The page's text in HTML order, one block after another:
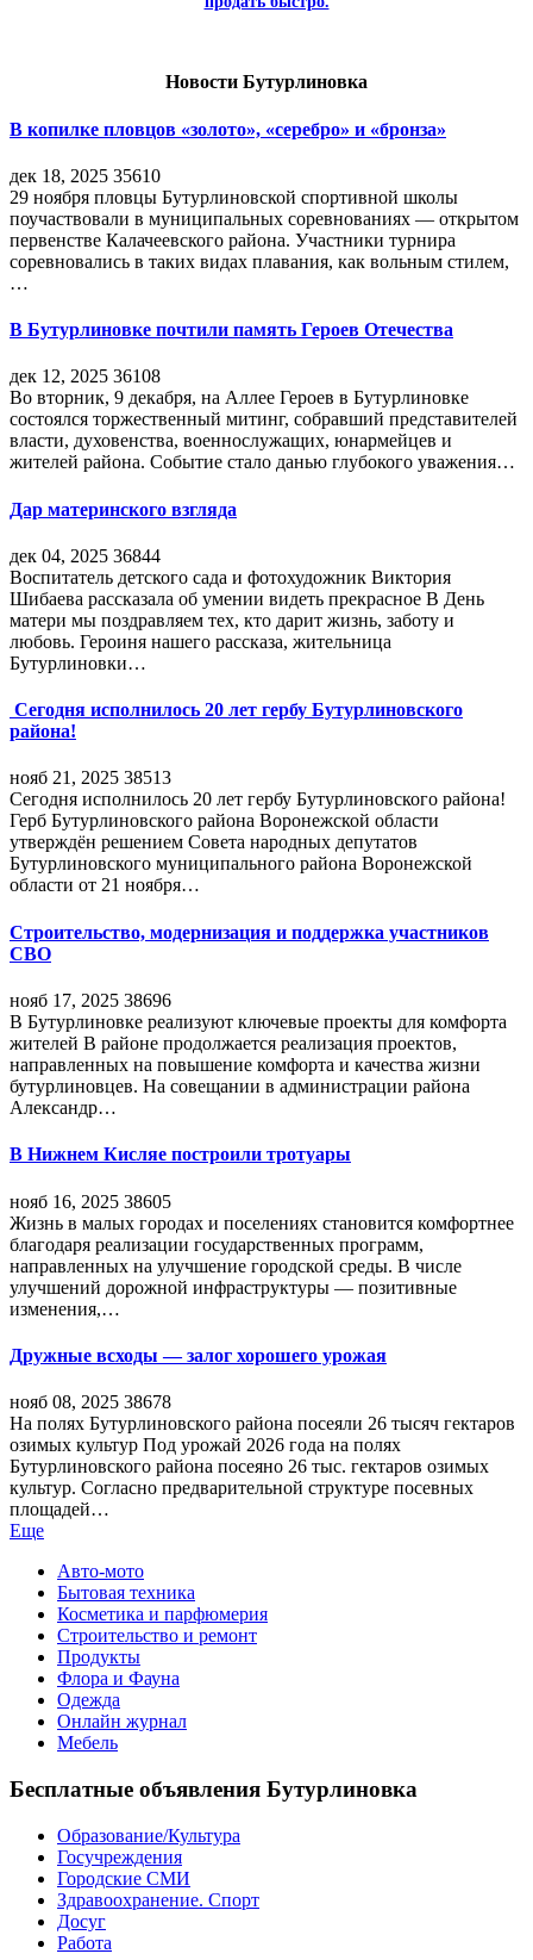
Новости Бутурлиновка
В копилке пловцов «золото», «серебро» и «бронза»
дек 18, 2025 35610
29 ноября пловцы Бутурлиновской спортивной школы
поучаствовали в муниципальных соревнованиях — открытом
первенстве Калачеевского района. Участники турнира
соревновались в таких видах плавания, как вольным стилем,
…
В Бутурлиновке почтили память Героев Отечества
дек 12, 2025 36108
Во вторник, 9 декабря, на Аллее Героев в Бутурлиновке
состоялся торжественный митинг, собравший представителей
власти, духовенства, военнослужащих, юнармейцев и
жителей района. Событие стало данью глубокого уважения…
Дар материнского взгляда
дек 04, 2025 36844
Воспитатель детского сада и фотохудожник Виктория
Шибаева рассказала об умении видеть прекрасное В День
матери мы поздравляем тех, кто дарит жизнь, заботу и
любовь. Героиня нашего рассказа, жительница
Бутурлиновки…
Сегодня исполнилось 20 лет гербу Бутурлиновского
района!
нояб 21, 2025 38513
Сегодня исполнилось 20 лет гербу Бутурлиновского района!
Герб Бутурлиновского района Воронежской области
утверждён решением Совета народных депутатов
Бутурлиновского муниципального района Воронежской
области от 21 ноября…
Строительство, модернизация и поддержка участников
СВО
нояб 17, 2025 38696
В Бутурлиновке реализуют ключевые проекты для комфорта
жителей В районе продолжается реализация проектов,
направленных на повышение комфорта и качества жизни
бутурлиновцев. На совещании в администрации района
Александр…
В Нижнем Кисляе построили тротуары
нояб 16, 2025 38605
Жизнь в малых городах и поселениях становится комфортнее
благодаря реализации государственных программ,
направленных на улучшение городской среды. В числе
улучшений дорожной инфраструктуры — позитивные
изменения,…
Дружные всходы — залог хорошего урожая
нояб 08, 2025 38678
На полях Бутурлиновского района посеяли 26 тысяч гектаров
озимых культур Под урожай 2026 года на полях
Бутурлиновского района посеяно 26 тыс. гектаров озимых
культур. Согласно предварительной структуре посевных
площадей…
Еще
Авто-мото
Бытовая техника
Косметика и парфюмерия
Строительство и ремонт
Продукты
Флора и Фауна
Одежда
Онлайн журнал
Мебель
Бесплатные объявления Бутурлиновка
Образование/Культура
Госучреждения
Городские СМИ
Здравоохранение. Спорт
Досуг
Работа